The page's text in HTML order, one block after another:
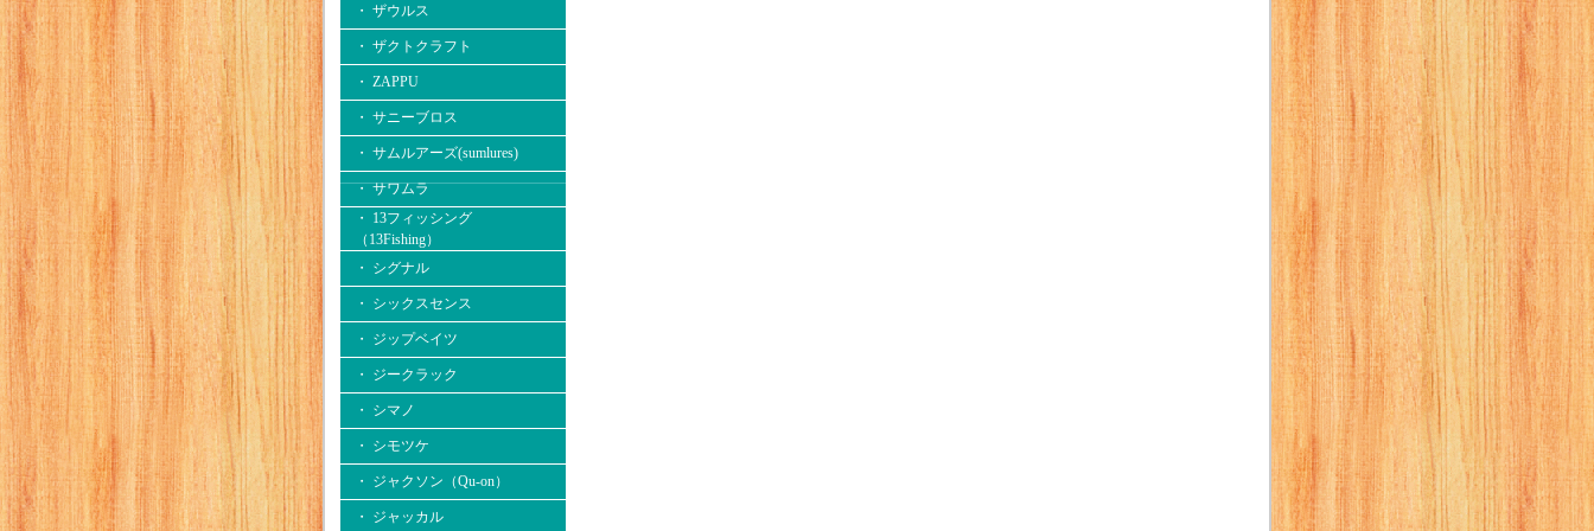
・ ザウルス
・ ザクトクラフト
・ ZAPPU
・ サニーブロス
・ サムルアーズ(sumlures)
・ サワムラ
・ 13フィッシング
（13Fishing）
・ シグナル
・ シックスセンス
・ ジップベイツ
・ ジークラック
・ シマノ
・ シモツケ
・ ジャクソン（Qu-on）
・ ジャッカル